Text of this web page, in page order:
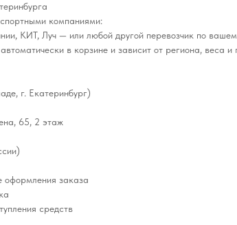
компаниями:
КИТ, Луч — или любой другой перевозчик по
в корзине и зависит от региона, веса
г. Екатеринбург)
65, 2 этаж
оформления заказа
средств